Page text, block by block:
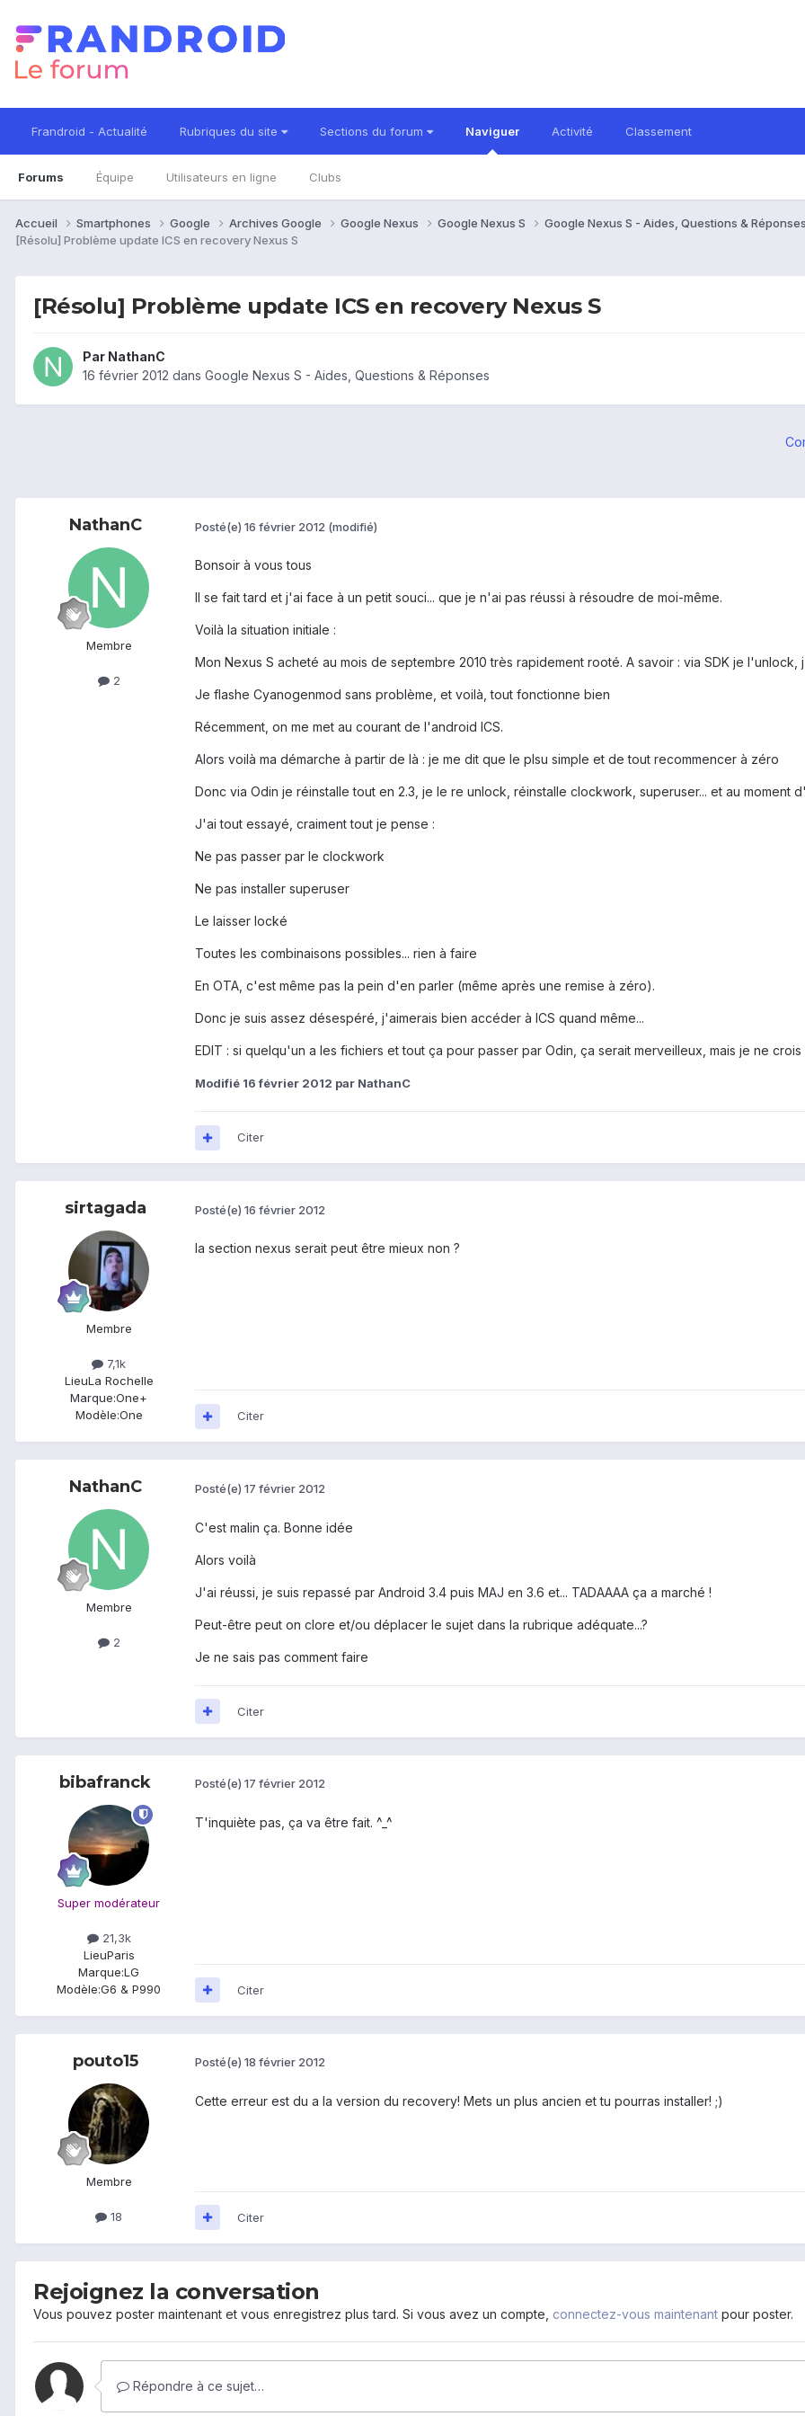
Frandroid - Actualité Rubriques du site Sections du forum Naviguer
Forums Équipe Utilisateurs en ligne Clubs
Activité Classement
Accueil Smartphones Google Archives Google Google Nexus Google Nexus S
Google Nexus S - Aides, Questions & Réponses
[Résolu] Problème update ICS en recovery Nexus S
[Résolu] Problème update ICS en recovery Nexus S
Par NathanC
16 février 2012 dans Google Nexus S - Aides, Questions & Réponses
NathanC
Membre
2
Posté(e) 16 février 2012 (modifié)
Bonsoir à vous tous
Il se fait tard et j'ai face à un petit souci... que je n'ai pas réussi à résoudre de moi-même.
Voilà la situation initiale :
Mon Nexus S acheté au mois de septembre 2010 très rapidement rooté. A savoir : via SDK je
Je flashe Cyanogenmod sans problème, et voilà, tout fonctionne bien
Récemment, on me met au courant de l'android ICS.
Alors voilà ma démarche à partir de là : je me dit que le plsu simple et de tout recommencer à zéro
Donc via Odin je réinstalle tout en 2.3, je le re unlock, réinstalle clockwork, superuser... et au moment
J'ai tout essayé, craiment tout je pense :
Ne pas passer par le clockwork
Ne pas installer superuser
Le laisser locké
Toutes les combinaisons possibles... rien à faire
En OTA, c'est même pas la pein d'en parler (même après une remise à zéro).
Donc je suis assez désespéré, j'aimerais bien accéder à ICS quand même...
EDIT : si quelqu'un a les fichiers et tout ça pour passer par Odin, ça serait merveilleux, mais je ne
Modifié 16 février 2012 par NathanC
Citer
sirtagada
Membre
7,1k
LieuLa Rochelle
Marque:One+
Modèle:One
Posté(e) 16 février 2012
la section nexus serait peut être mieux non ?
Citer
NathanC
Membre
2
Posté(e) 17 février 2012
C'est malin ça. Bonne idée
Alors voilà
J'ai réussi, je suis repassé par Android 3.4 puis MAJ en 3.6 et... TADAAAA ça a marché !
Peut-être peut on clore et/ou déplacer le sujet dans la rubrique adéquate...?
Je ne sais pas comment faire
Citer
bibafranck
Super modérateur
21,3k
LieuParis
Marque:LG
Modèle:G6 & P990
Posté(e) 17 février 2012
T'inquiète pas, ça va être fait. ^_^
Citer
pouto15
Membre
18
Posté(e) 18 février 2012
Cette erreur est du a la version du recovery! Mets un plus ancien et tu pourras installer! ;)
Citer
Rejoignez la conversation
Vous pouvez poster maintenant et vous enregistrez plus tard. Si vous avez un compte, connectez-vous maintenant pour poster.
Répondre à ce sujet…